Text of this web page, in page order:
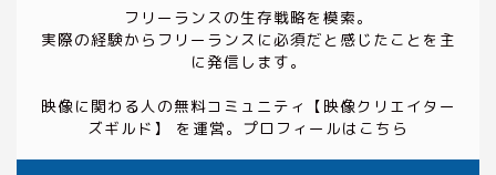
フリーランスの生存戦略を模索。
実際の経験からフリーランスに必須だと感じたことを主
に発信します。
映像に関わる人の無料コミュニティ
【映像クリエイター
ズギルド】
を運営。プロフィールは こちら